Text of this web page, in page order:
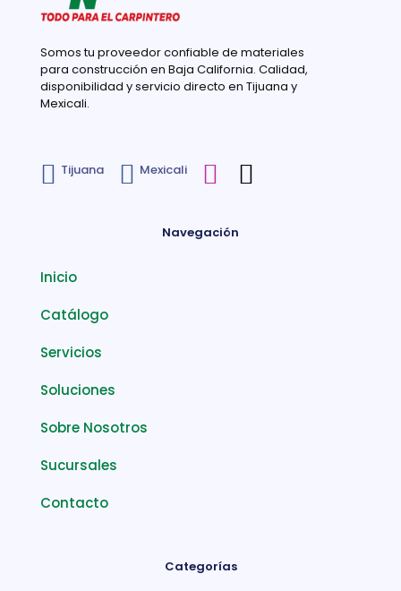
Somos tu proveedor confiable de materiales
para construcción en Baja California. Calidad,
disponibilidad y servicio directo en Tijuana y
Mexicali.
Tijuana Mexicali
Navegación
Inicio
Catálogo
Servicios
Soluciones
Sobre Nosotros
Sucursales
Contacto
Categorías